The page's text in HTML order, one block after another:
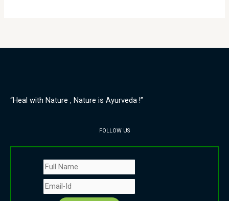
“Heal with Nature , Nature is Ayurveda !”
FOLLOW US